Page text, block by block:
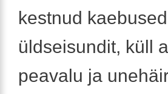
kestnud
üldseisundit, küll
peavalu ja